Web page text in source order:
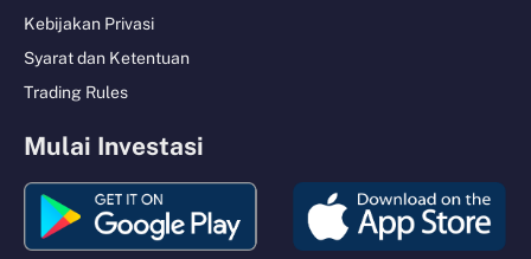
Kebijakan Privasi
Syarat dan Ketentuan
Trading Rules
Mulai Investasi